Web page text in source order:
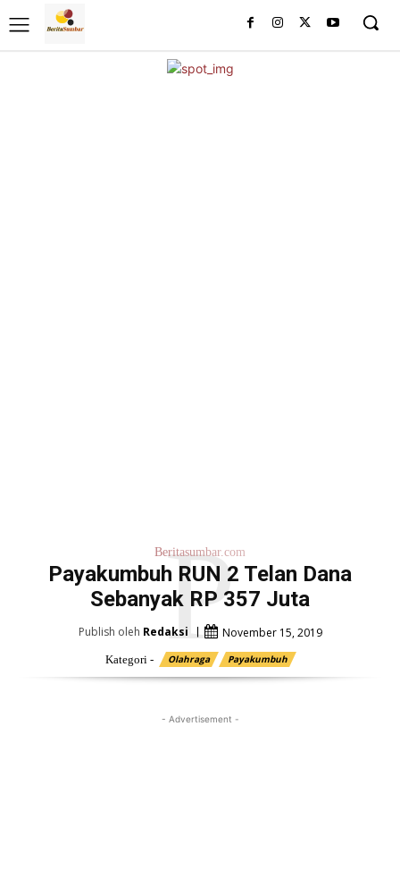
Beritasumbar.com
Payakumbuh RUN 2 Telan Dana
Sebanyak RP 357 Juta
P
Publish oleh Redaksi November 15, 2019
Kategori - Olahraga Payakumbuh
- Advertisement -